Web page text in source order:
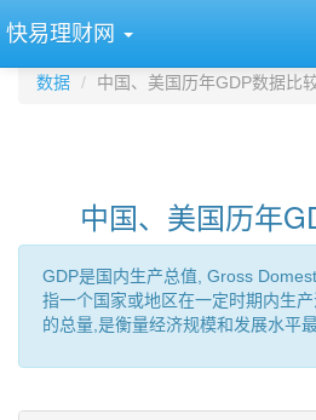
快易理财网
数据 中国、美国历年GDP数据比
中国、美国历年
GDP是国内生产总值, Gross
指一个国家或地区在一定时期内生
的总量,是衡量经济规模和发展水平